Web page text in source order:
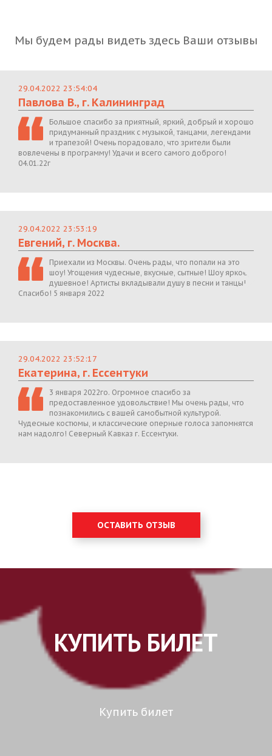
Мы будем рады видеть здесь Ваши отзывы
29.04.2022 23:54:04
Павлова В., г. Калининград
Большое спасибо за приятный, яркий, добрый и хорошо
придуманный праздник с музыкой, танцами, легендами
и трапезой! Очень порадовало, что зрители были
вовлечены в программу! Удачи и всего самого доброго!
04.01.22г
29.04.2022 23:53:19
Евгений, г. Москва.
Приехали из Москвы. Очень рады, что попали на это
шоу! Угощения чудесные, вкусные, сытные! Шоу яркое,
душевное! Артисты вкладывали душу в песни и танцы!
Спасибо! 5 января 2022
29.04.2022 23:52:17
Екатерина, г. Ессентуки
3 января 2022го. Огромное спасибо за
предоставленное удовольствие! Мы очень рады, что
познакомились с вашей самобытной культурой.
Чудесные костюмы, и классические оперные голоса запомнятся
нам надолго! Северный Кавказ г. Ессентуки.
ОСТАВИТЬ ОТЗЫВ
КУПИТЬ БИЛЕТ
Купить билет